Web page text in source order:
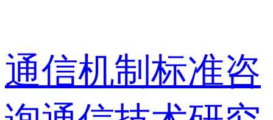
通信机制标准咨